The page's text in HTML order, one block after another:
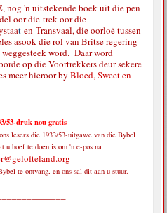
, nog 'n uitstekende boek uit die pen
oor dietrek oor die
t enTransvaal, die oorloë tussen
asook die rol van Britse regering
word. Daar word
op die Voortrekkers deur sekere
meer hieroor byBloed, Sweet en
53-druk nou gratis
lesers die 1933/53-uitgawe van die Bybel
u hoef te doen is om 'n e-pos na
te ontvang, en ons sal dit aan u stuur.